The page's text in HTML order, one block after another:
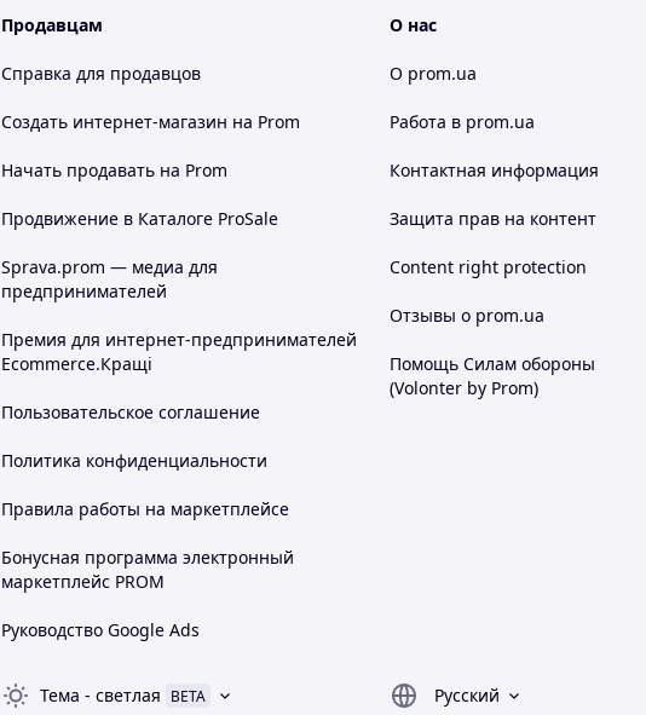
Продавцам
Справка для продавцов
Создать интернет-магазин на Prom
Начать продавать на Prom
Продвижение в Каталоге ProSale
Sprava.prom — медиа для
предпринимателей
Премия для интернет-предпринимателей
Ecommerce.Кращі
Пользовательское соглашение
Политика конфиденциальности
Правила работы на маркетплейсе
Бонусная программа электронный
маркетплейс PROM
Руководство Google Ads
О нас
О prom.ua
Работа в prom.ua
Контактная информация
Защита прав на контент
Content right protection
Отзывы о prom.ua
Помощь Силам обороны
(Volonter by Prom)
Тема - светлая BETA Русский